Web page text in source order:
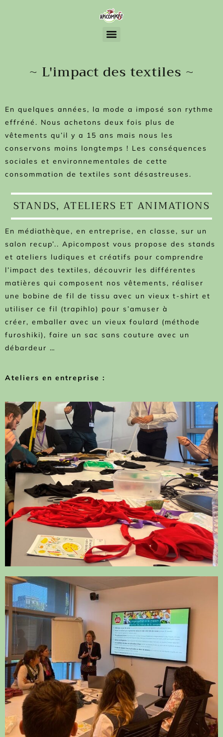
~ L'impact des textiles ~
En quelques années, la mode a imposé son rythme
effréné. Nous achetons deux fois plus de
vêtements qu’il y a 15 ans mais nous les
conservons moins longtemps ! Les conséquences
sociales et environnementales de cette
consommation de textiles sont désastreuses.
STANDS, ATELIERS ET ANIMATIONS
En médiathèque, en entreprise, en classe, sur un
salon recup’.. Apicompost vous propose des stands
et ateliers ludiques et créatifs pour comprendre
l’impact des textiles, découvrir les différentes
matières qui composent nos vêtements, réaliser
une bobine de fil de tissu avec un vieux t-shirt et
utiliser ce fil (trapihlo) pour s’amuser à
créer, emballer avec un vieux foulard (méthode
furoshiki), faire un sac sans couture avec un
débardeur …
Ateliers en entreprise :